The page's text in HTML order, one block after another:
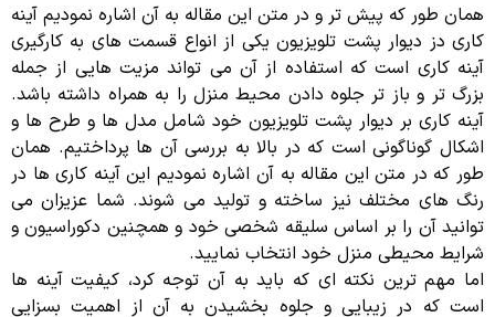
همان طور که پیش تر و در متن این مقاله به آن اشاره نمودیم آینه
کاری دز دیوار پشت تلویزیون یکی از انواع قسمت های به کارگیری
آینه کاری است که استفاده از آن می تواند مزیت هایی از جمله
بزرگ تر و باز تر جلوه دادن محیط منزل را به همراه داشته باشد.
آینه کاری بر دیوار پشت تلویزیون خود شامل مدل ها و طرح ها و
اشکال گوناگونی است که در بالا به بررسی آن ها پرداختیم. همان
طور که در متن این مقاله به آن اشاره نمودیم این آینه کاری ها در
رنگ های مختلف نیز ساخته و تولید می شوند. شما عزیزان می
توانید آن را بر اساس سلیقه شخصی خود و همچنین دکوراسیون و
شرایط محیطی منزل خود انتخاب نمایید.
اما مهم ترین نکته ای که باید به آن توجه کرد، کیفیت آینه ها
است که در زیبایی و جلوه بخشیدن به آن از اهمیت بسزایی